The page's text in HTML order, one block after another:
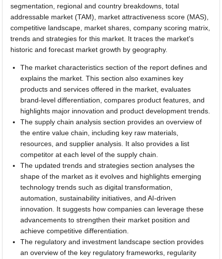
segmentation, regional and country breakdowns, total
addressable market (TAM), market attractiveness score (MAS),
competitive landscape, market shares, company scoring matrix,
trends and strategies for this market. It traces the market's
historic and forecast market growth by geography.
The market characteristics section of the report defines and
explains the market. This section also examines key
products and services offered in the market, evaluates
brand-level differentiation, compares product features, and
highlights major innovation and product development trends.
The supply chain analysis section provides an overview of
the entire value chain, including key raw materials,
resources, and supplier analysis. It also provides a list
competitor at each level of the supply chain.
The updated trends and strategies section analyses the
shape of the market as it evolves and highlights emerging
technology trends such as digital transformation,
automation, sustainability initiatives, and AI-driven
innovation. It suggests how companies can leverage these
advancements to strengthen their market position and
achieve competitive differentiation.
The regulatory and investment landscape section provides
an overview of the key regulatory frameworks, regularity